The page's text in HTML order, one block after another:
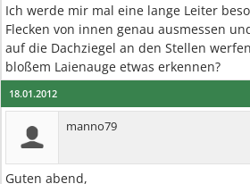
Ich werde mir mal eine lange Leiter
Flecken von innen genau ausmessen
auf die Dachziegel an den Stellen
bloßem Laienauge etwas erkennen?
18.01.2012
manno79
Guten abend,